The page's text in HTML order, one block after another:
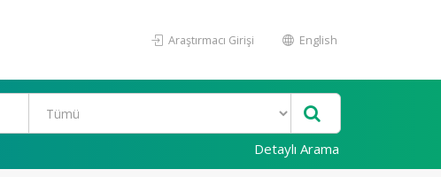
Araştırmacı Girişi English
Detaylı Arama